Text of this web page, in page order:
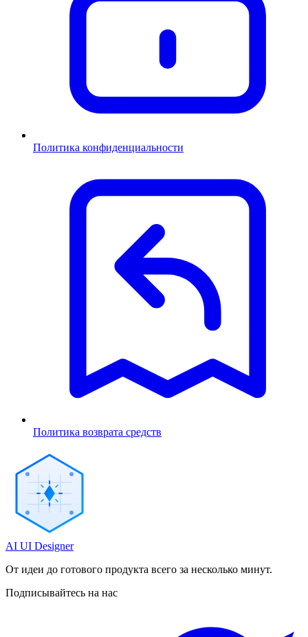
Политика конфиденциальности
Политика возврата средств
AI UI Designer
От идеи до готового продукта всего за несколько минут.
Подписывайтесь на нас